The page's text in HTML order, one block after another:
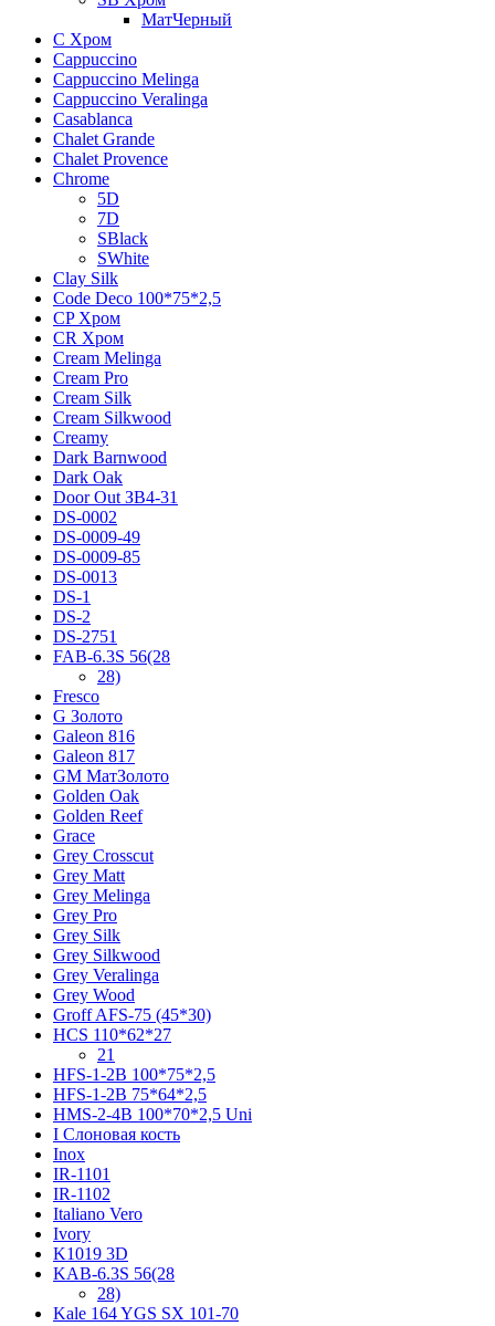
МатЧерный
C Хром
Cappuccino
Cappuccino Melinga
Cappuccino Veralinga
Casablanca
Chalet Grande
Chalet Provence
Chrome
5D
7D
SBlack
SWhite
Clay Silk
Code Deco 100*75*2,5
CP Хром
CR Хром
Cream Melinga
Cream Pro
Cream Silk
Cream Silkwood
Creamy
Dark Barnwood
Dark Oak
Door Out ЗВ4-31
DS-0002
DS-0009-49
DS-0009-85
DS-0013
DS-1
DS-2
DS-2751
FAB-6.3S 56(28
28)
Fresco
G Золото
Galeon 816
Galeon 817
GM МатЗолото
Golden Oak
Golden Reef
Grace
Grey Crosscut
Grey Matt
Grey Melinga
Grey Pro
Grey Silk
Grey Silkwood
Grey Veralinga
Grey Wood
Groff AFS-75 (45*30)
HCS 110*62*27
21
HFS-1-2B 100*75*2,5
HFS-1-2B 75*64*2,5
HMS-2-4B 100*70*2,5 Uni
I Слоновая кость
Inox
IR-1101
IR-1102
Italiano Vero
Ivory
K1019 3D
KAB-6.3S 56(28
28)
Kale 164 YGS SX 101-70